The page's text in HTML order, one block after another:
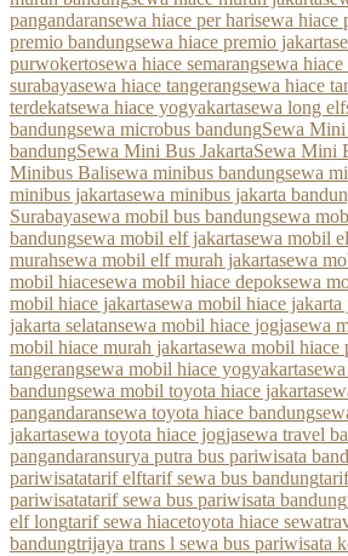
pangandaransewa hiace per harisewa hiace
premio bandungsewa hiace premio jakarta
purwokertosewa hiace semarangsewa hiace
surabayasewa hiace tangerangsewa hiace
terdekatsewa hiace yogyakartasewa long elf
bandungsewa microbus bandungSewa
bandungSewa Mini Bus JakartaSewa Mini
Minibus Balisewa minibus bandungsewa
minibus jakartasewa minibus jakarta
Surabayasewa mobil bus bandungsewa
bandungsewa mobil elf jakartasewa mobil
murahsewa mobil elf murah jakartasewa
mobil hiacesewa mobil hiace depoksewa
mobil hiace jakartasewa mobil hiace jakarta
jakarta selatansewa mobil hiace jogjasewa
mobil hiace murah jakartasewa mobil hiace
tangerangsewa mobil hiace yogyakarta
bandungsewa mobil toyota hiace jakarta
pangandaransewa toyota hiace bandung
jakartasewa toyota hiace jogjasewa travel
pangandaransurya putra bus pariwisata
pariwisatatarif elftarif sewa bus bandung
pariwisatatarif sewa bus pariwisata bandung
elf longtarif sewa hiacetoyota hiace sewa
bandungtrijaya trans l sewa bus pariwisata